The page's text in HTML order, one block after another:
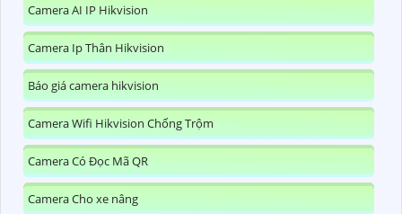
Camera AI IP Hikvision
Camera Ip Thân Hikvision
Báo giá camera hikvision
Camera Wifi Hikvision Chống Trộm
Camera Có Đọc Mã QR
Camera Cho xe nâng